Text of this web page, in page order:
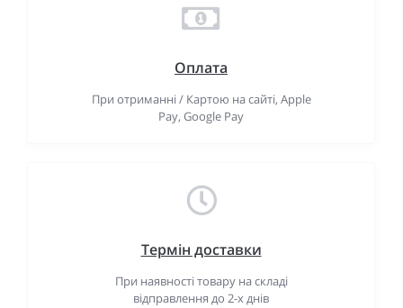
Оплата
При отриманні / Картою на сайті, Apple
Pay, Google Pay
Термін доставки
При наявності товару на складі
відправлення до 2-х днів